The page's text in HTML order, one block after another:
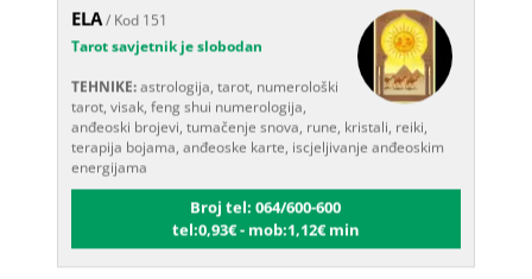
Tarot savjetnik je slobodan
tarot, visak, feng shui numerologija,
anđeoski brojevi, tumačenje snova, rune, kristali, reiki,
terapija bojama, anđeoske karte, iscjeljivanje anđeoskim
energijama
Broj tel: 064/600-600
tel:0,93€ - mob:1,12€ min